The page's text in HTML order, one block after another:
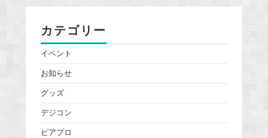
カテゴリー
イベント
お知らせ
グッズ
デジコン
ピアプロ